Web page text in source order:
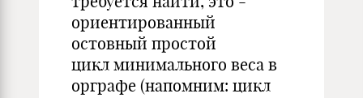
ориентированный
остовный простой
цикл минимального веса в
орграфе (напомним: цикл